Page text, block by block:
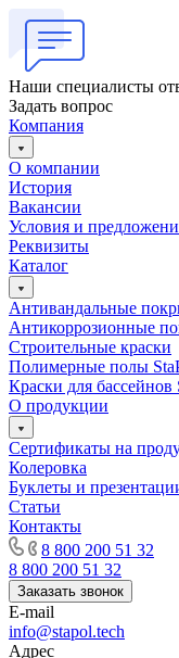
Наши специалисты
Задать вопрос
Компания
О компании
История
Вакансии
Условия и
Реквизиты
Каталог
Антивандальные
Антикоррозионные
Строительные краски
Полимерные полы
Краски для бассейнов
О продукции
Сертификаты на
Колеровка
Буклеты и
Статьи
Контакты
8 800 200 51 32
8 800 200 51 32
Заказать звонок
E-mail
info@stapol.tech
Адрес